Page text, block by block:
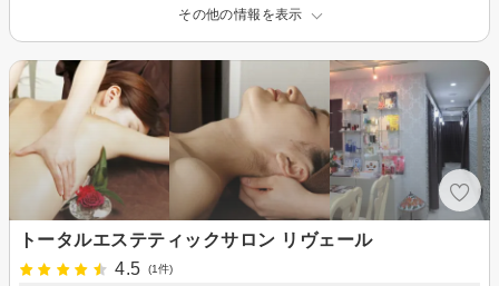
その他の情報を表示
トータルエステティックサロン リヴェール
4.5
(1件)